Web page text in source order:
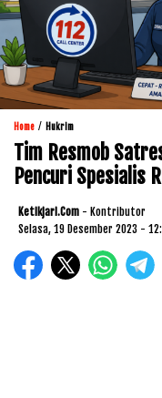
Home / Hukrim
Tim Resmob
Pencuri Spesialis
Ketikjari.com - Kontributor
Selasa, 19 Desember 2023 -